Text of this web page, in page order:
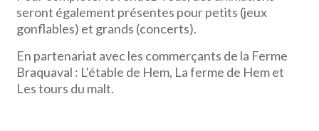
seront également présentes pour petits (jeux
gonflables) et grands (concerts).
En partenariat avec les commerçants de la Ferme
Braquaval : L’étable de Hem, La ferme de Hem et
Les tours du malt.